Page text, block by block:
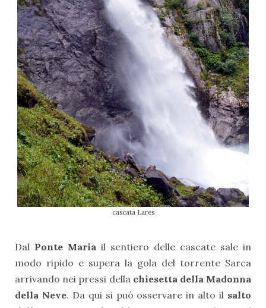
cascata Lares
Dal Ponte Maria il sentiero delle cascate sale in
modo ripido e supera la gola del torrente Sarca
arrivando nei pressi della chiesetta della Madonna
della Neve. Da qui si può osservare in alto il salto